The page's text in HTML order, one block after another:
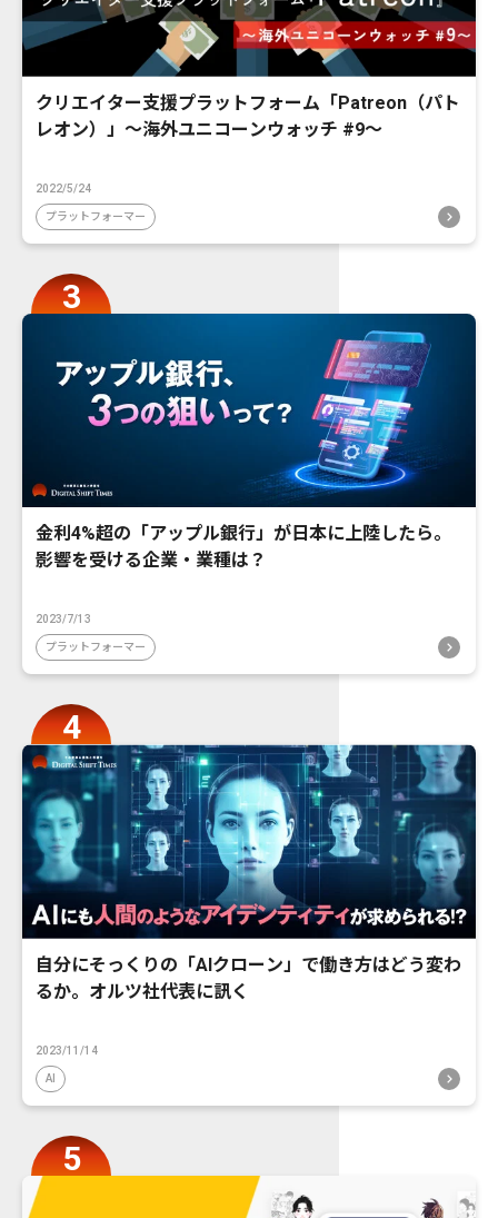
クリエイター支援プラットフォーム「Patreon（パト
レオン）」〜海外ユニコーンウォッチ #9〜
2022/5/24
プラットフォーマー
金利4%超の「アップル銀行」が日本に上陸したら。
影響を受ける企業・業種は？
2023/7/13
プラットフォーマー
自分にそっくりの「AIクローン」で働き方はどう変わ
るか。オルツ社代表に訊く
2023/11/14
AI